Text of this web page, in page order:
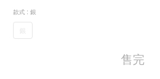
款式 : 銀
銀
售完